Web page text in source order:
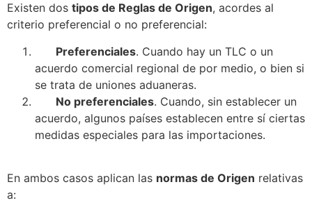
Existen dos tipos de Reglas de Origen, acordes al
criterio preferencial o no preferencial:
Preferenciales. Cuando hay un TLC o un
acuerdo comercial regional de por medio, o bien si
se trata de uniones aduaneras.
No preferenciales. Cuando, sin establecer un
acuerdo, algunos países establecen entre sí ciertas
medidas especiales para las importaciones.
En ambos casos aplican las normas de Origen relativas
a: